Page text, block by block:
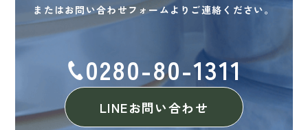
またはお問い合わせフォームよりご連絡ください。
0280-80-1311
LINEお問い合わせ